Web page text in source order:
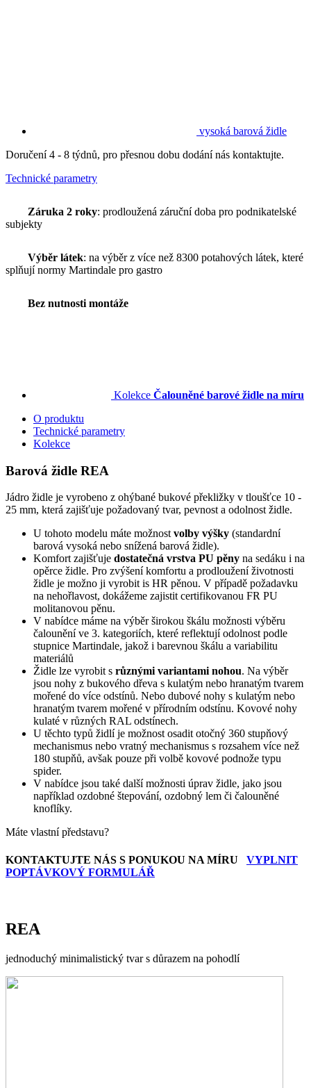
vysoká barová židle
Doručení 4 - 8 týdnů, pro přesnou dobu dodání nás kontaktujte.
Technické parametry
Záruka 2 roky: prodloužená záruční doba pro podnikatelské
subjekty
Výběr látek: na výběr z více než 8300 potahových látek, které
splňují normy Martindale pro gastro
Bez nutnosti montáže
Kolekce Čalouněné barové židle na míru
O produktu
Technické parametry
Kolekce
Barová židle REA
Jádro židle je vyrobeno z ohýbané bukové překližky v tloušťce 10 -
25 mm, která zajišťuje požadovaný tvar, pevnost a odolnost židle.
U tohoto modelu máte možnost volby výšky (standardní
barová vysoká nebo snížená barová židle).
Komfort zajišťuje dostatečná vrstva PU pěny na sedáku i na
opěrce židle. Pro zvýšení komfortu a prodloužení životnosti
židle je možno ji vyrobit is HR pěnou. V případě požadavku
na nehořlavost, dokážeme zajistit certifikovanou FR PU
molitanovou pěnu.
V nabídce máme na výběr širokou škálu možnosti výběru
čalounění ve 3. kategoriích, které reflektují odolnost podle
stupnice Martindale, jakož i barevnou škálu a variabilitu
materiálů
Židle lze vyrobit s různými variantami nohou. Na výběr
jsou nohy z bukového dřeva s kulatým nebo hranatým tvarem
mořené do více odstínů. Nebo dubové nohy s kulatým nebo
hranatým tvarem mořené v přírodním odstínu. Kovové nohy
kulaté v různých RAL odstínech.
U těchto typů židlí je možnost osadit otočný 360 stupňový
mechanismus nebo vratný mechanismus s rozsahem více než
180 stupňů, avšak pouze při volbě kovové podnože typu
spider.
V nabídce jsou také další možnosti úprav židle, jako jsou
například ozdobné štepování, ozdobný lem či čalouněné
knoflíky.
Máte vlastní představu?
KONTAKTUJTE NÁS S PONUKOU NA MÍRU VYPLNIT
POPTÁVKOVÝ FORMULÁŘ
REA
jednoduchý minimalistický tvar s důrazem na pohodlí